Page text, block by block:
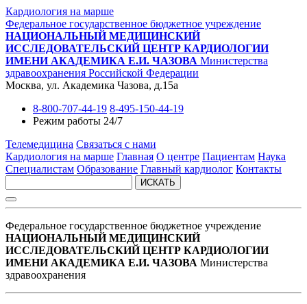
Кардиология на марше
Федеральное государственное бюджетное учреждение
НАЦИОНАЛЬНЫЙ МЕДИЦИНСКИЙ
ИССЛЕДОВАТЕЛЬСКИЙ ЦЕНТР КАРДИОЛОГИИ
ИМЕНИ АКАДЕМИКА Е.И. ЧАЗОВА Министерства
здравоохранения Российской Федерации
Москва, ул. Академика Чазова, д.15а
8-800-707-44-19 8-495-150-44-19
Режим работы 24/7
Телемедицина Связаться с нами
Кардиология на марше Главная О центре Пациентам Наука
Специалистам Образование Главный кардиолог Контакты
ИСКАТЬ
Федеральное государственное бюджетное учреждение
НАЦИОНАЛЬНЫЙ МЕДИЦИНСКИЙ
ИССЛЕДОВАТЕЛЬСКИЙ ЦЕНТР КАРДИОЛОГИИ
ИМЕНИ АКАДЕМИКА Е.И. ЧАЗОВА Министерства
здравоохранения